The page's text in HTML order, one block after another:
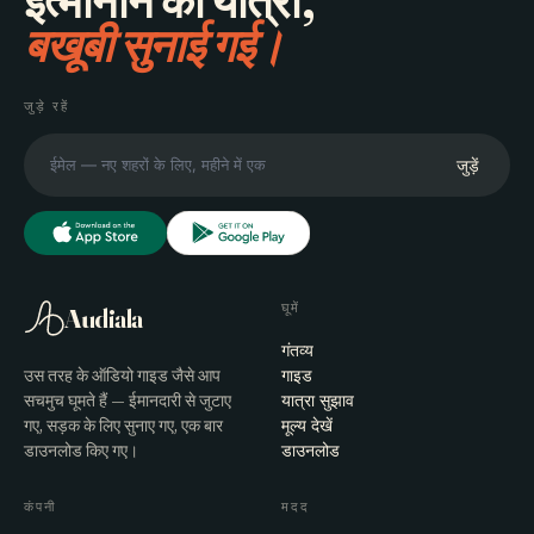
बखूबी सुनाई गई।
जुड़े रहें
जुड़ें
Audiala
उस तरह के ऑडियो गाइड जैसे आप
सचमुच घूमते हैं — ईमानदारी से जुटाए
गए, सड़क के लिए सुनाए गए, एक बार
डाउनलोड किए गए।
घूमें
गंतव्य
गाइड
यात्रा सुझाव
मूल्य देखें
डाउनलोड
कंपनी मदद